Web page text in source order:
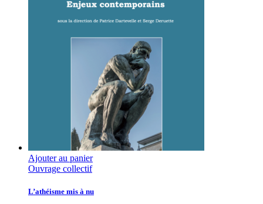
Ajouter au panier
Ouvrage collectif
L’athéisme mis à nu